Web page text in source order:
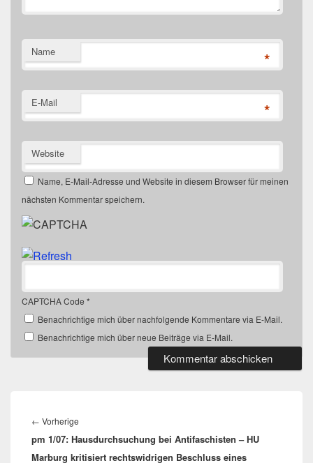
Name *
E-Mail *
Website
Name, E-Mail-Adresse und Website in diesem Browser für meinen
nächsten Kommentar speichern.
CAPTCHA Code *
Benachrichtige mich über nachfolgende Kommentare via E-Mail.
Benachrichtige mich über neue Beiträge via E-Mail.
← Vorherige
Beitrag:
pm 1/07: Hausdurchsuchung bei Antifaschisten – HU
Marburg kritisiert rechtswidrigen Beschluss eines